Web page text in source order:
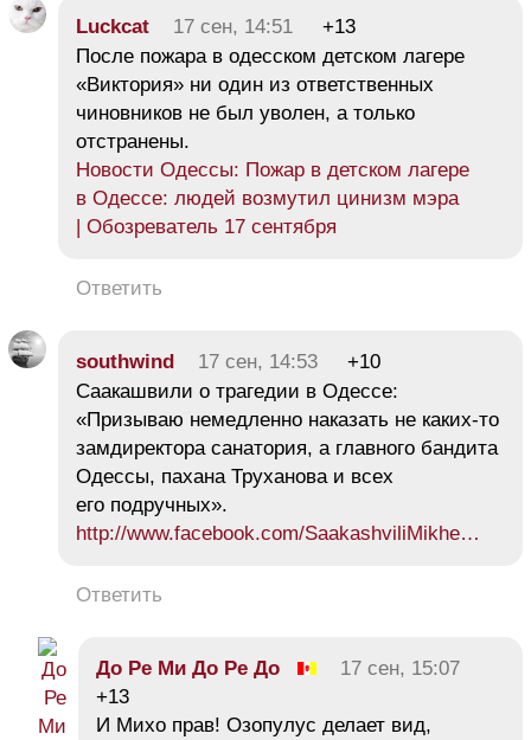
Luckcat 17 сен, 14:51
+13
После пожара в одесском детском лагере
«Виктория» ни один из ответственных
чиновников не был уволен, а только
отстранены.
Новости Одессы: Пожар в детском лагере
в Одессе: людей возмутил цинизм мэра
| Обозреватель 17 сентября
Ответить
southwind 17 сен, 14:53
+10
Саакашвили о трагедии в Одессе:
«Призываю немедленно наказать не каких-то
замдиректора санатория, а главного бандита
Одессы, пахана Труханова и всех
его подручных».
http://www.facebook.com/SaakashviliMikhe…
Ответить
До Ре Ми До Ре До
17 сен, 15:07
+13
И Михо прав! Озопулус делает вид,